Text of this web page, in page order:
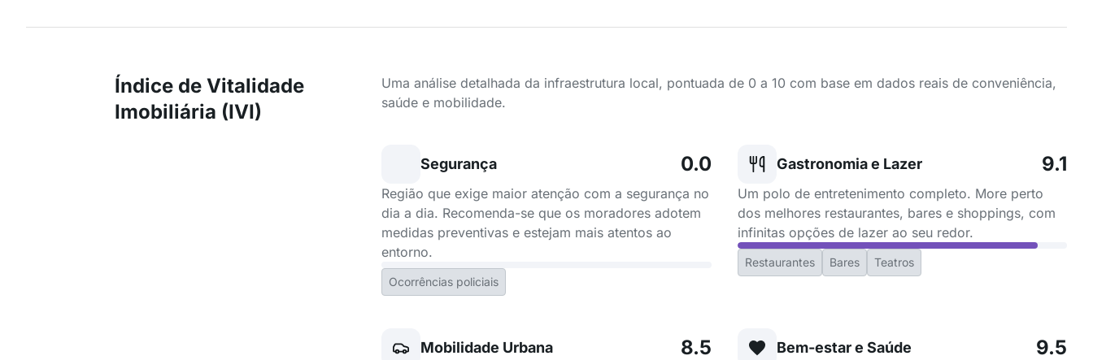
Índice de Vitalidade
Imobiliária (IVI)
Uma análise detalhada da infraestrutura local, pontuada de 0 a 10 com base em dados reais de conveniência,
saúde e mobilidade.
Segurança 0.0
Região que exige maior atenção com a segurança no
dia a dia. Recomenda-se que os moradores adotem
medidas preventivas e estejam mais atentos ao
entorno.
Ocorrências policiais
Gastronomia e Lazer 9.1
Um polo de entretenimento completo. More perto
dos melhores restaurantes, bares e shoppings, com
infinitas opções de lazer ao seu redor.
Restaurantes Bares Teatros
Mobilidade Urbana 8.5 Bem-estar e Saúde 9.5